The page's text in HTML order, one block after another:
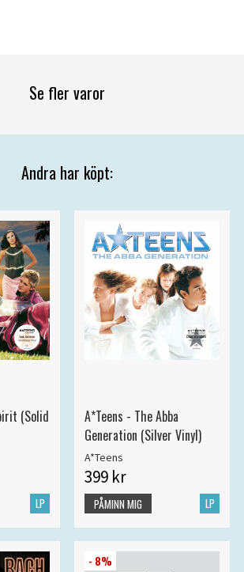
Se fler varor
Andra har köpt:
(Solid
LP
A*Teens - The Abba
Generation (Silver Vinyl)
A*Teens
399 kr
LP
PÅMINN MIG
- 8%